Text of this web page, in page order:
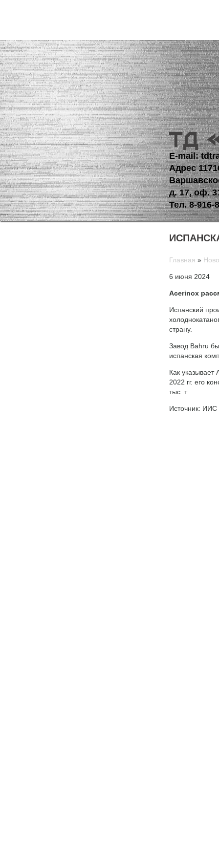
E-mail:
Адрес
д. 17, оф.
Тел.8-916-
Главная »
6 июня 2024
Acerinox
Испанский
страну.
Завод Bahru
испанская
Как указывает
2022 гг. его
тыс. т.
Источник: